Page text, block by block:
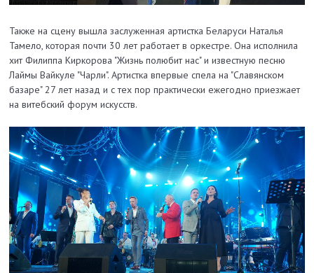
Также на сцену вышла заслуженная артистка Беларуси Наталья
Тамело, которая почти 30 лет работает в оркестре. Она исполнила
хит Филиппа Киркорова "Жизнь полюбит нас" и известную песню
Лаймы Вайкуле "Чарли". Артистка впервые спела на "Славянском
базаре" 27 лет назад и с тех пор практически ежегодно приезжает
на витебский форум искусств.